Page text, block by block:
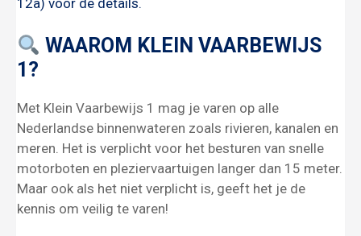
WAAROM KLEIN VAARBEWIJS
1?
Met Klein Vaarbewijs 1 mag je varen op alle
Nederlandse binnenwateren zoals rivieren, kanalen en
meren. Het is verplicht voor het besturen van snelle
motorboten en pleziervaartuigen langer dan 15 meter.
Maar ook als het niet verplicht is, geeft het je de
kennis om veilig te varen!